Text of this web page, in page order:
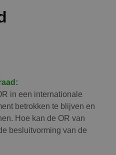
in een internationale
betrokken te blijven en
Hoe kan de OR van
besluitvorming van de